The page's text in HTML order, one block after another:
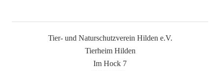
Tier- und Naturschutzverein Hilden e.V.
Tierheim Hilden
Im Hock 7